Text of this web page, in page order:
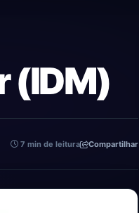
(IDM)
7 min de leitura Compartilhar